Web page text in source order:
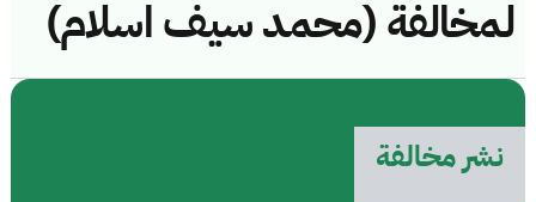
لمخالفة (محمد سيف اسلام)
نشر مخالفة